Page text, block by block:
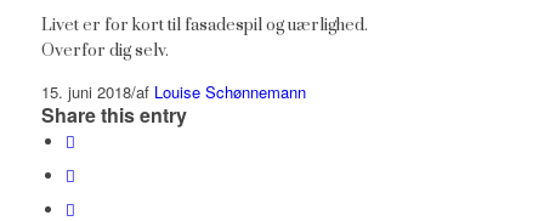
Livet er for kort til fasadespil og uærlighed.
Overfor dig selv.
15. juni 2018/af Louise Schønnemann
Share this entry